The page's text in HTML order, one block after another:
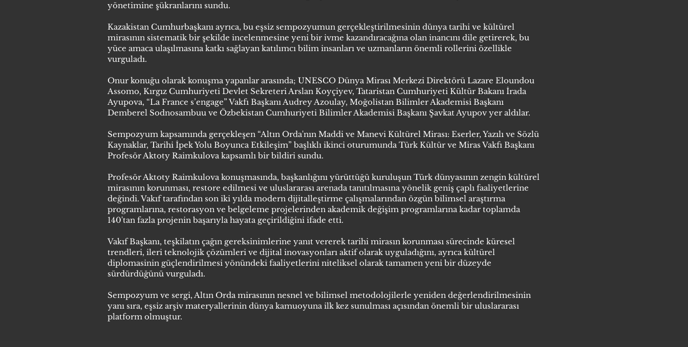
yönetimine şükranlarını sundu.
Kazakistan Cumhurbaşkanı ayrıca, bu eşsiz sempozyumun gerçekleştirilmesinin dünya tarihi ve kültürel
mirasının sistematik bir şekilde incelenmesine yeni bir ivme kazandıracağına olan inancını dile getirerek, bu
yüce amaca ulaşılmasına katkı sağlayan katılımcı bilim insanları ve uzmanların önemli rollerini özellikle
vurguladı.
Onur konuğu olarak konuşma yapanlar arasında; UNESCO Dünya Mirası Merkezi Direktörü Lazare Eloundou
Assomo, Kırgız Cumhuriyeti Devlet Sekreteri Arslan Koyçiyev, Tataristan Cumhuriyeti Kültür Bakanı İrada
Ayupova, “La France s’engage” Vakfı Başkanı Audrey Azoulay, Moğolistan Bilimler Akademisi Başkanı
Demberel Sodnosambuu ve Özbekistan Cumhuriyeti Bilimler Akademisi Başkanı Şavkat Ayupov yer aldılar.
Sempozyum kapsamında gerçekleşen “Altın Orda'nın Maddi ve Manevi Kültürel Mirası: Eserler, Yazılı ve Sözlü
Kaynaklar, Tarihi İpek Yolu Boyunca Etkileşim” başlıklı ikinci oturumunda Türk Kültür ve Miras Vakfı Başkanı
Profesör Aktoty Raimkulova kapsamlı bir bildiri sundu.
Profesör Aktoty Raimkulova konuşmasında, başkanlığını yürüttüğü kuruluşun Türk dünyasının zengin kültürel
mirasının korunması, restore edilmesi ve uluslararası arenada tanıtılmasına yönelik geniş çaplı faaliyetlerine
değindi. Vakıf tarafından son iki yılda modern dijitalleştirme çalışmalarından özgün bilimsel araştırma
programlarına, restorasyon ve belgeleme projelerinden akademik değişim programlarına kadar toplamda
140'tan fazla projenin başarıyla hayata geçirildiğini ifade etti.
Vakıf Başkanı, teşkilatın çağın gereksinimlerine yanıt vererek tarihi mirasın korunması sürecinde küresel
trendleri, ileri teknolojik çözümleri ve dijital inovasyonları aktif olarak uyguladığını, ayrıca kültürel
diplomasinin güçlendirilmesi yönündeki faaliyetlerini niteliksel olarak tamamen yeni bir düzeyde
sürdürdüğünü vurguladı.
Sempozyum ve sergi, Altın Orda mirasının nesnel ve bilimsel metodolojilerle yeniden değerlendirilmesinin
yanı sıra, eşsiz arşiv materyallerinin dünya kamuoyuna ilk kez sunulması açısından önemli bir uluslararası
platform olmuştur.